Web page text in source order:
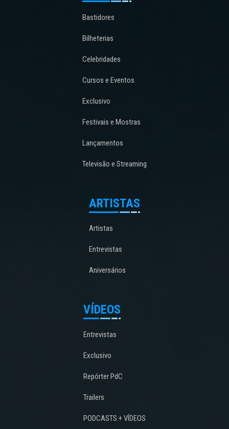
Bastidores
Bilheterias
Celebridades
Cursos e Eventos
Exclusivo
Festivais e Mostras
Lançamentos
Televisão e Streaming
ARTISTAS
Artistas
Entrevistas
Aniversários
VÍDEOS
Entrevistas
Exclusivo
Repórter PdC
Trailers
PODCASTS + VÍDEOS